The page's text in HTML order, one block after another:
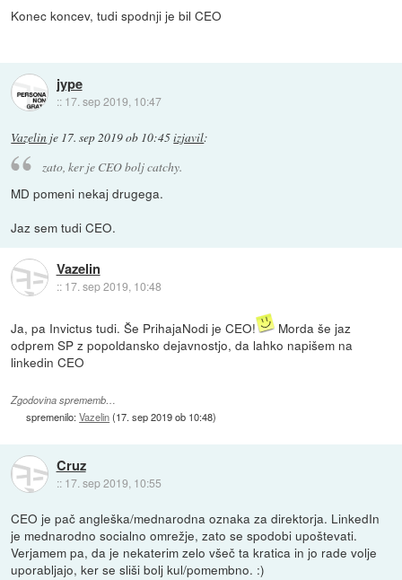
Konec koncev, tudi spodnji je bil CEO
jype
:: 17. sep 2019, 10:47
Vazelin je 17. sep 2019 ob 10:45izjavil:
zato, ker je CEO bolj catchy.
MD pomeni nekaj drugega.
Jaz sem tudi CEO.
Vazelin
:: 17. sep 2019, 10:48
Ja, pa Invictus tudi. Še PrihajaNodi je CEO!
Morda še jaz
odprem SP z popoldansko dejavnostjo, da lahko napišem na
linkedin CEO
Zgodovina sprememb…
spremenilo:Vazelin(17. sep 2019 ob 10:48)
Cruz
:: 17. sep 2019, 10:55
CEO je pač angleška/mednarodna oznaka za direktorja. LinkedIn
je mednarodno socialno omrežje, zato se spodobi upoštevati.
Verjamem pa, da je nekaterim zelo všeč ta kratica in jo rade volje
uporabljajo, ker se sliši bolj kul/pomembno. :)